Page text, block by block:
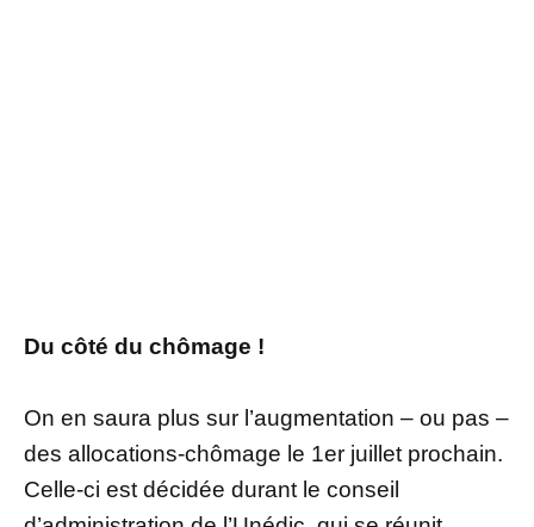
Du côté du chômage !
On en saura plus sur l’augmentation – ou pas –
des allocations-chômage le 1er juillet prochain.
Celle-ci est décidée durant le conseil